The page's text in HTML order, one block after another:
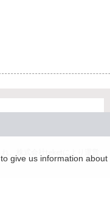
give us information